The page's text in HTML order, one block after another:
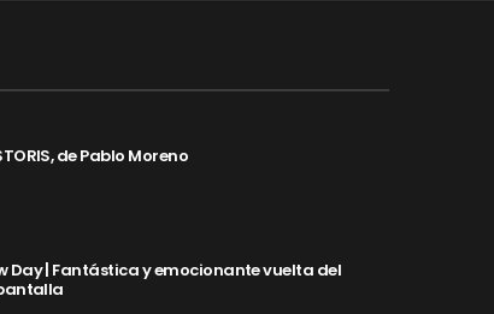
de Pablo Moreno
Day | Fantástica y emocionante vuelta del